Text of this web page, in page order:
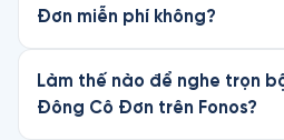
Đơn miễn phí không?
Làm thế nào để nghe trọn
Đông Cô Đơn trên Fonos?